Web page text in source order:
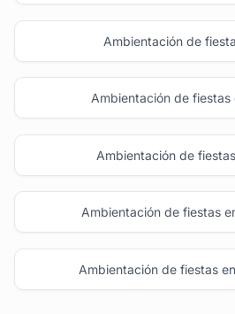
Ambientación de
Ambientación de fiestas
Ambientación de
Ambientación de fiestas
Ambientación de fiestas